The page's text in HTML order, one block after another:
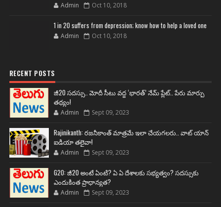
Admin Oct 10, 2018
1 in 20 suffers from depression; know how to help a loved one
Admin Oct 10, 2018
RECENT POSTS
జీ20 సదస్సు.. మోదీ సీటు వద్ద ‘భారత్’ నేమ్ ప్లేట్‌.. పేరు మార్పు
తథ్యం!
Admin Sept 09, 2023
Rajinikanth: రజనీకాంత్ మాత్రమే ఇలా చేయగలరు.. వాట్ యాన్
ఐడియా తలైవా!
Admin Sept 09, 2023
G20: జీ20 అంటే ఏంటి? ఏ ఏ దేశాలకు సభ్యత్వం? సదస్సుకు
ఎందుకింత ప్రాధాన్యత?
Admin Sept 09, 2023